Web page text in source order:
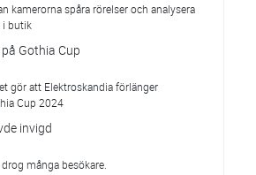
kamerorna spåra rörelser och analysera
i butik
Gothia Cup
gör att Elektroskandia förlänger
Cup 2024
invigd
många besökare.